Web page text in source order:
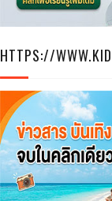
HTTPS://